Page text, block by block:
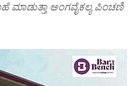
ಅಂಗವೈಕಲ್ಯ ಪಿಂಚಣಿ